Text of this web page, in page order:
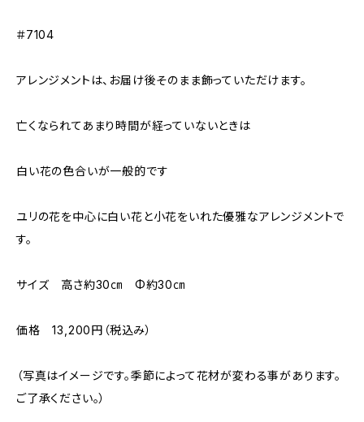
＃7104
アレンジメントは、お届け後そのまま飾っていただけます。
亡くなられてあまり時間が経っていないときは
白い花の色合いが一般的です
ユリの花を中心に白い花と小花をいれた優雅なアレンジメントで
す。
サイズ 高さ約30㎝ Φ約30㎝
価格 13,200円（税込み）
（写真はイメージです。季節によって花材が変わる事があります。
ご了承ください。）